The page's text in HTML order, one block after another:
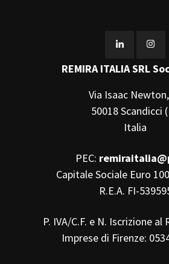
REMIRA ITALIA SRL
Via Isaac
50018 Scandicci
Italia
PEC:
Capitale Sociale Euro
R.E.A. FI-
P. IVA/C.F. e N. Iscrizione
Imprese di Firenze: